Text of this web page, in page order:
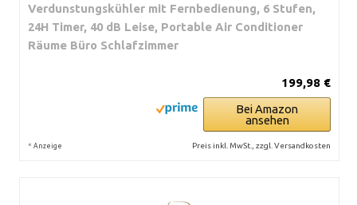
Verdunstungskühler mit Fernbedienung, 6 Stufen,
24H Timer, 40 dB Leise, Portable Air Conditioner
Räume Büro Schlafzimmer
199,98 €
Bei Amazon
ansehen
* Anzeige Preis inkl. MwSt., zzgl. Versandkosten